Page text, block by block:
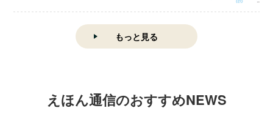
もっと見る
えほん通信のおすすめNEWS